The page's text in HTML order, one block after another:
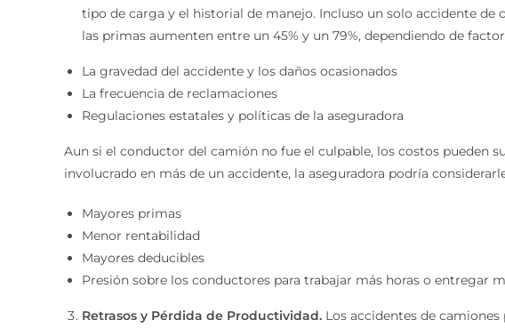
tipo de carga y el historial de manejo. Incluso un solo accidente
las primas aumenten entre un 45% y un 79%, dependiendo de
La gravedad del accidente y los daños ocasionados
La frecuencia de reclamaciones
Regulaciones estatales y políticas de la aseguradora
Aun si el conductor del camión no fue el culpable, los costos pueden
involucrado en más de un accidente, la aseguradora podría
Mayores primas
Menor rentabilidad
Mayores deducibles
Presión sobre los conductores para trabajar más horas o entregar
Retrasos y Pérdida de Productividad. Los accidentes de